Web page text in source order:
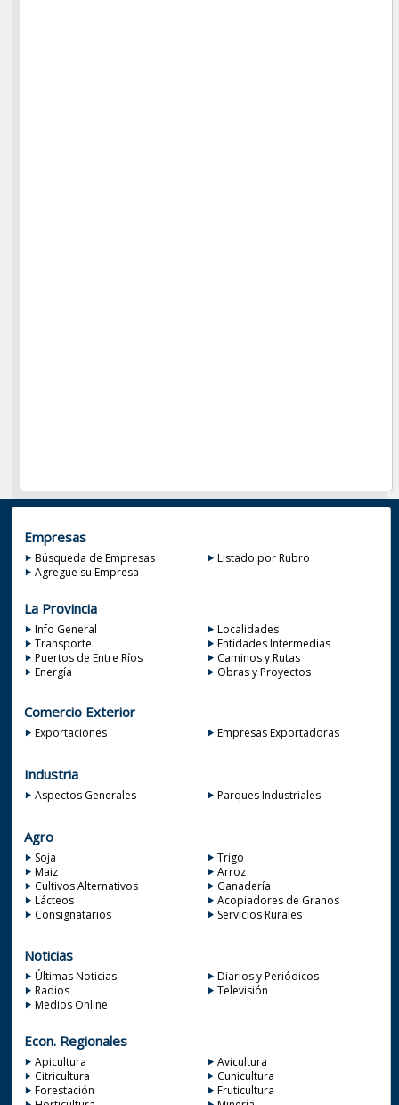
Empresas
Búsqueda de Empresas
Listado por Rubro
Agregue su Empresa
La Provincia
Info General
Localidades
Transporte
Entidades Intermedias
Puertos de Entre Ríos
Caminos y Rutas
Energía
Obras y Proyectos
Comercio Exterior
Exportaciones Empresas Exportadoras
Industria
Aspectos Generales Parques Industriales
Agro
Soja
Trigo
Maiz
Arroz
Cultivos Alternativos
Ganadería
Lácteos
Acopiadores de Granos
Consignatarios
Servicios Rurales
Noticias
Últimas Noticias
Diarios y Periódicos
Radios
Televisión
Medios Online
Econ. Regionales
Apicultura
Avicultura
Citricultura
Cunicultura
Forestación
Fruticultura